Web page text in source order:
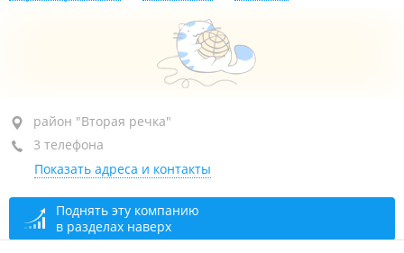
район "Вторая речка", ул. Русская, 27Д лит. Б
БЦ "Русский", оф. 76
+7 914 792-46-08отдел продаж
+7 (423) 224-38-11
+7 914 790-64-42
район "Вторая речка"
3 телефона
Показать адреса и контакты
Поднять эту компанию
в разделах наверх